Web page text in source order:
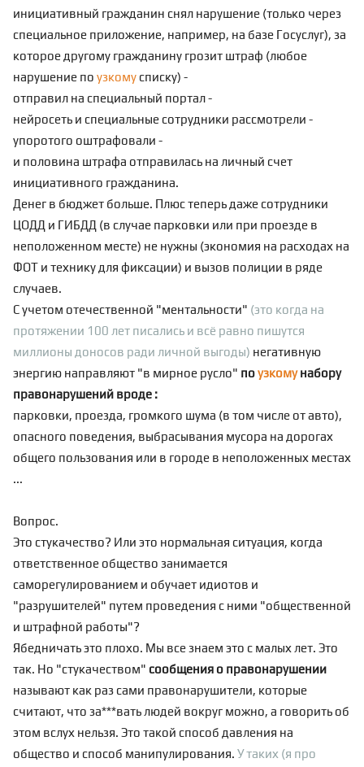
инициативный гражданин снял нарушение (только через
специальное приложение, например, на базе Госуслуг), за
которое другому гражданину грозит штраф (любое
нарушение по узкому списку) -
отправил на специальный портал -
нейросеть и специальные сотрудники рассмотрели -
упоротого оштрафовали -
и половина штрафа отправилась на личный счет
инициативного гражданина.
Денег в бюджет больше. Плюс теперь даже сотрудники
ЦОДД и ГИБДД (в случае парковки или при проезде в
неположенном месте) не нужны (экономия на расходах на
ФОТ и технику для фиксации) и вызов полиции в ряде
случаев.
С учетом отечественной "ментальности" (это когда на
протяжении 100 лет писались и всё равно пишутся
миллионы доносов ради личной выгоды) негативную
энергию направляют "в мирное русло" поузкомунабору
правонарушений вроде :
парковки, проезда, громкого шума (в том числе от авто),
опасного поведения, выбрасывания мусора на дорогах
общего пользования или в городе в неположенных местах
...
Вопрос.
Это стукачество? Или это нормальная ситуация, когда
ответственное общество занимается
саморегулированием и обучает идиотов и
"разрушителей" путем проведения с ними "общественной
и штрафной работы"?
Ябедничать это плохо. Мы все знаем это с малых лет. Это
так. Но "стукачеством" сообщения о правонарушении
называют как раз сами правонарушители, которые
считают, что за***вать людей вокруг можно, а говорить об
этом вслух нельзя. Это такой способ давления на
общество и способ манипулирования. У таких (я про